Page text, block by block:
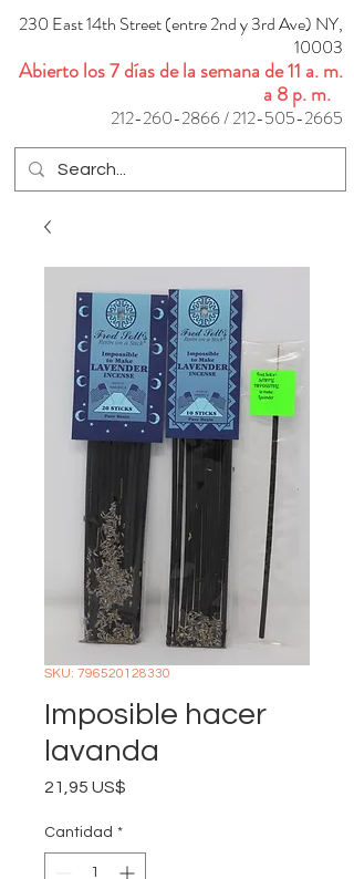
230 East 14th Street (entre 2nd y 3rd Ave) NY,
10003
Abierto los 7 días de la semana de 11 a. m.
a 8 p. m.
212-260-2866/212-505-2665
SKU: 796520128330
Imposible hacer
lavanda
21,95 US$
Cantidad *